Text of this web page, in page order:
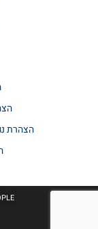
הצהרת